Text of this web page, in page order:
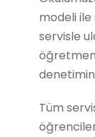
modeli
servisle
Tüm